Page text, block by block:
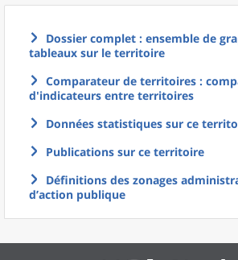
Dossier complet : ensemble de
tableaux sur le territoire
Comparateur de territoires :
d'indicateurs entre territoires
Données statistiques sur ce
Publications sur ce territoire
Définitions des zonages
d’action publique